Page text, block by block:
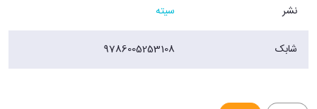
نشر سیته
شابک 9786005253108